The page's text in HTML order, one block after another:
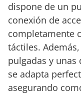
dispone de un
conexión de
completamente
táctiles.
pulgadas y unas
se adapta
asegurando